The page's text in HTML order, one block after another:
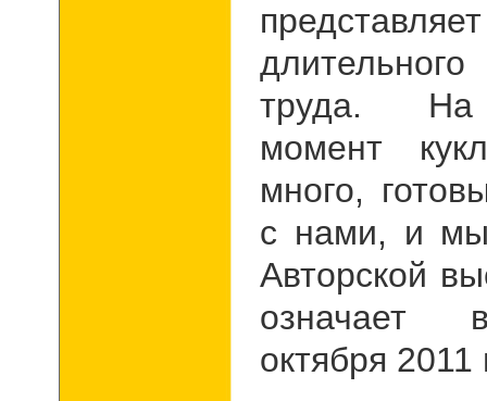
труда. На
момент
много,
с нами, и
Авторской
означает
октября 2011